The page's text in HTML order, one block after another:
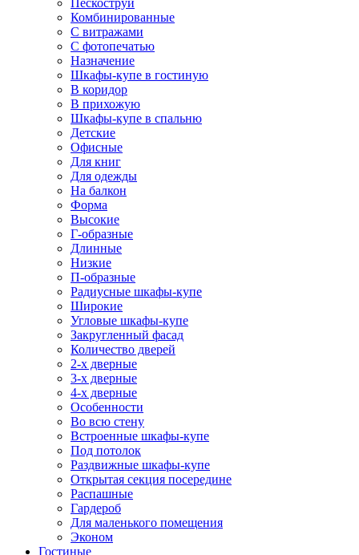
Пескоструй
Комбинированные
С витражами
С фотопечатью
Назначение
Шкафы-купе в гостиную
В коридор
В прихожую
Шкафы-купе в спальню
Детские
Офисные
Для книг
Для одежды
На балкон
Форма
Высокие
Г-образные
Длинные
Низкие
П-образные
Радиусные шкафы-купе
Широкие
Угловые шкафы-купе
Закругленный фасад
Количество дверей
2-х дверные
3-х дверные
4-х дверные
Особенности
Во всю стену
Встроенные шкафы-купе
Под потолок
Раздвижные шкафы-купе
Открытая секция посередине
Распашные
Гардероб
Для маленького помещения
Эконом
Гостиные